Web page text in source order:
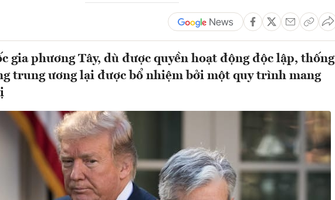
gia phương Tây, dù được quyền hoạt động độc lập, thống
trung ương lại được bổ nhiệm bởi một quy trình mang